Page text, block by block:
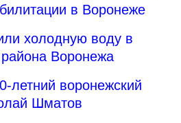
в Воронеже
холодную воду в
района Воронежа
летний воронежский
Шматов